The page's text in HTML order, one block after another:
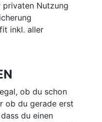
privaten Nutzung
inkl. aller
ob du schon
ob du gerade erst
du einen